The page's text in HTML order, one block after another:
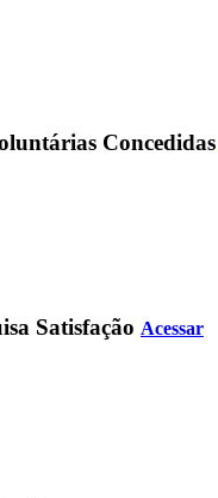
Concedidas
Satisfação Acessar